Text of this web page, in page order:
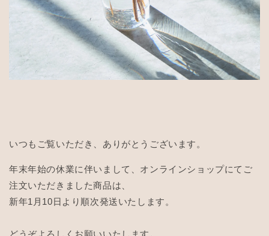
いつもご覧いただき、ありがとうございます。
年末年始の休業に伴いまして、オンラインショップにてご
注文いただきました商品は、
新年1月10日より順次発送いたします。
どうぞよろしくお願いいたします。